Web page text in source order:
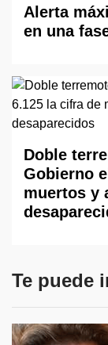
Alerta
en una
Doble
Gobierno
muertos y
Te puede